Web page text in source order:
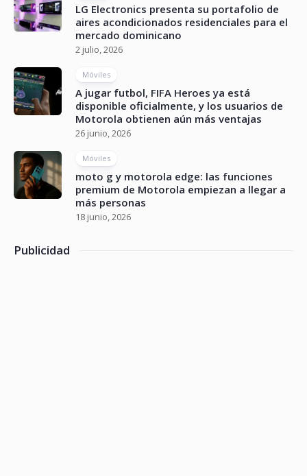
LG Electronics presenta su portafolio de
aires acondicionados residenciales para el
mercado dominicano
2 julio, 2026
Móviles
A jugar futbol, FIFA Heroes ya está
disponible oficialmente, y los usuarios de
Motorola obtienen aún más ventajas
26 junio, 2026
Móviles
moto g y motorola edge: las funciones
premium de Motorola empiezan a llegar a
más personas
18 junio, 2026
Publicidad